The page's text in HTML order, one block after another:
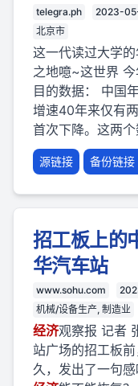
telegra.ph 2023-
北京市
这一代读过大学
之地噫~这世界
目的数据： 中国
增速40年来仅有
首次下降。这两
源链接 备份链接
招工板上的
华汽车站
www.sohu.com
机械/设备生产, 制造业
经济观察报 记者
站广场的招工板
久，发出了一句